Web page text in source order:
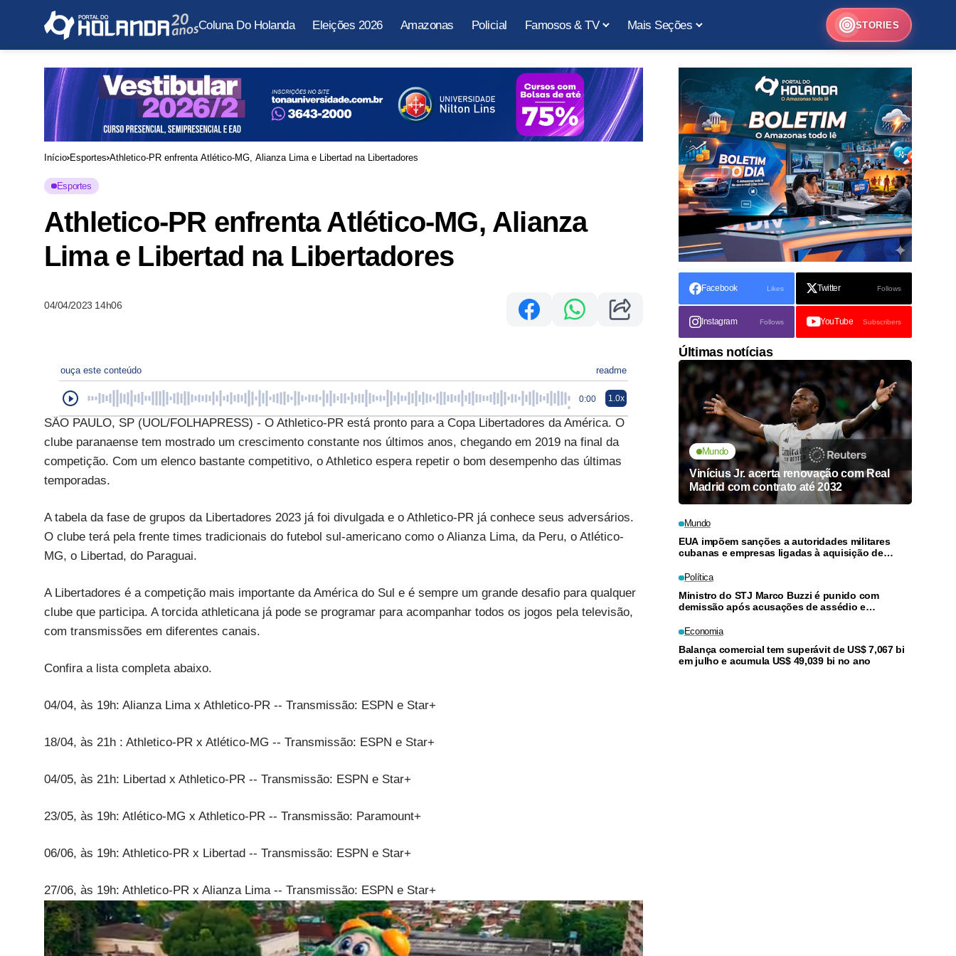
Coluna Do Holanda Eleições 2026 Amazonas Policial Famosos & TV Mais Seções STORIES
Início Esportes Athletico-PR enfrenta Atlético-MG, Alianza Lima e Libertad na Libertadores
Esportes
Athletico-PR enfrenta Atlético-MG, Alianza
Lima e Libertad na Libertadores
04/04/2023 14h06
ouça este conteúdo readme
0:00 1.0x
SÃO PAULO, SP (UOL/FOLHAPRESS) - O Athletico-PR está pronto para a Copa Libertadores da América. O
clube paranaense tem mostrado um crescimento constante nos últimos anos, chegando em 2019 na final da
competição. Com um elenco bastante competitivo, o Athletico espera repetir o bom desempenho das últimas
temporadas.
A tabela da fase de grupos da Libertadores 2023 já foi divulgada e o Athletico-PR já conhece seus adversários.
O clube terá pela frente times tradicionais do futebol sul-americano como o Alianza Lima, da Peru, o Atlético-
MG, o Libertad, do Paraguai.
A Libertadores é a competição mais importante da América do Sul e é sempre um grande desafio para qualquer
clube que participa. A torcida athleticana já pode se programar para acompanhar todos os jogos pela televisão,
com transmissões em diferentes canais.
Confira a lista completa abaixo.
04/04, às 19h: Alianza Lima x Athletico-PR -- Transmissão: ESPN e Star+
18/04, às 21h : Athletico-PR x Atlético-MG -- Transmissão: ESPN e Star+
04/05, às 21h: Libertad x Athletico-PR -- Transmissão: ESPN e Star+
23/05, às 19h: Atlético-MG x Athletico-PR -- Transmissão: Paramount+
06/06, às 19h: Athletico-PR x Libertad -- Transmissão: ESPN e Star+
27/06, às 19h: Athletico-PR x Alianza Lima -- Transmissão: ESPN e Star+
Facebook Likes Twitter Follows
Instagram Follows YouTube Subscribers
Últimas notícias
Mundo
Vinícius Jr. acerta renovação com Real
Madrid com contrato até 2032
Mundo
EUA impõem sanções a autoridades militares
cubanas e empresas ligadas à aquisição de
Política
Ministro do STJ Marco Buzzi é punido com
demissão após acusações de assédio e
Economia
Balança comercial tem superávit de US$ 7,067 bi
em julho e acumula US$ 49,039 bi no ano